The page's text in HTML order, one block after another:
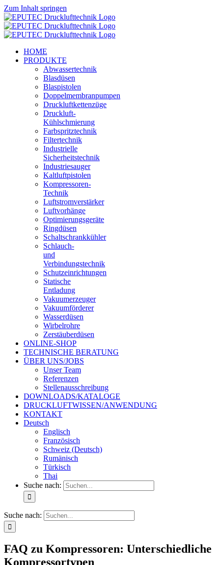
Zum Inhalt springen
HOME
PRODUKTE
Abwassertechnik
Blasdüsen
Blaspistolen
Doppelmembranpumpen
Druckluftkettenzüge
Druckluft-
Kühlschmierung
Farbspritztechnik
Filtertechnik
Industrielle
Sicherheitstechnik
Industriesauger
Kaltluftpistolen
Kompressoren-
Technik
Luftstromverstärker
Luftvorhänge
Optimierungsgeräte
Ringdüsen
Schaltschrankkühler
Schlauch-
und
Verbindungstechnik
Schutzeinrichtungen
Statische
Entladung
Vakuumerzeuger
Vakuumförderer
Wasserdüsen
Wirbelrohre
Zerstäuberdüsen
ONLINE-SHOP
TECHNISCHE BERATUNG
ÜBER UNS/JOBS
Unser Team
Referenzen
Stellenausschreibung
DOWNLOADS/KATALOGE
DRUCKLUFTWISSEN/ANWENDUNG
KONTAKT
Deutsch
Englisch
Französisch
Schweiz (Deutsch)
Rumänisch
Türkisch
Thai
Suche nach:
Suche nach:
FAQ zu Kompressoren: Unterschiedliche
Kompressortypen